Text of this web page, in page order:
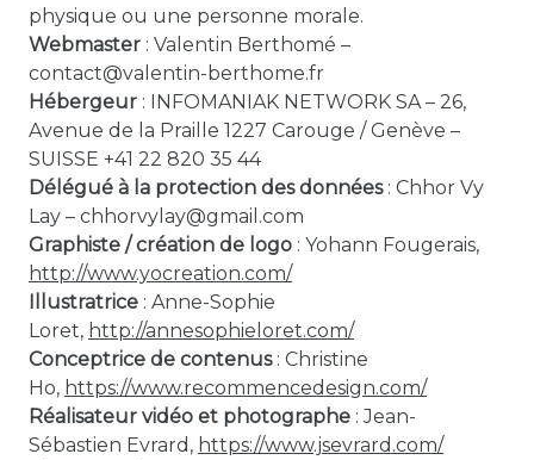
physique ou une personne morale.
Webmaster : Valentin Berthomé –
contact@valentin-berthome.fr
Hébergeur : INFOMANIAK NETWORK SA – 26,
Avenue de la Praille 1227 Carouge / Genève –
SUISSE +41 22 820 35 44
Délégué à la protection des données: Chhor Vy
Lay – chhorvylay@gmail.com
Graphiste / création de logo : Yohann Fougerais,
http://www.yocreation.com/
Illustratrice : Anne-Sophie
Loret, http://annesophieloret.com/
Conceptrice de contenus: Christine
Ho, https://www.recommencedesign.com/
Réalisateur vidéo et photographe : Jean-
Sébastien Evrard, https://www.jsevrard.com/